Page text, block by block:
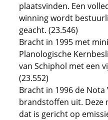
plaatsvinden. Een
winning wordt
geacht. (23.546)
Bracht in 1995 met
Planologische
van Schiphol met een
(23.552)
Bracht in 1996 de
brandstoffen uit. Deze
dat is gericht op